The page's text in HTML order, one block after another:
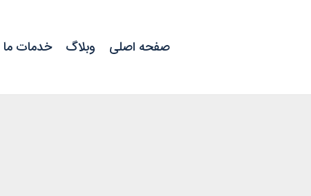
صفحه اصلی وبلاگ خدمات ما